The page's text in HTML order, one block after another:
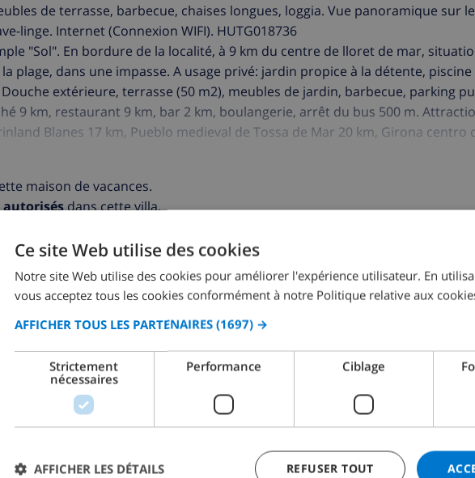
de terrasse, barbecue, chaises longues, loggia. Vue panoramique sur
linge. Internet (Connexion WIFI). HUTG018736
"Sol". En bordure de la localité, à 9 km du centre de lloret de mar,
plage, dans une impasse. A usage privé: jardin propice à la détente, piscine
extérieure, terrasse (50 m2), meubles de jardin, barbecue, parking
9 km, restaurant 9 km, bar 2 km, boulangerie, arrêt du bus 500 m.
Blanes 17 km, Pueblo medieval de Tossa de Mar 20 km, Girona centro
maison de vacances.
autorisésdans cette villa.
RESERVER CETTE VILLA ›
Chambre à coucher 2: 1x Lit double
Ce site Web utilise des cookies
Notre site Web utilise des cookies pour améliorer l'expérience utilisateur. En
vous acceptez tous les cookies conformément à notre Politique relative aux
AFFICHER TOUS LES PARTENAIRES (1697) →
Strictement
nécessaires
Performance Ciblage
REFUSER TOUT
AFFICHER LES DÉTAILS